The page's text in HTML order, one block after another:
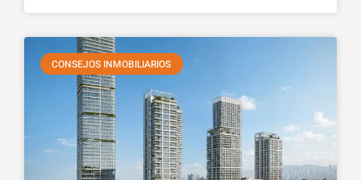
CONSEJOS INMOBILIARIOS